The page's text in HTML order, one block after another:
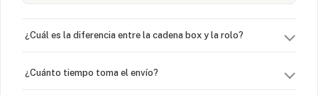
¿Cuál es la diferencia entre la cadena box y la rolo?
¿Cuánto tiempo toma el envío?